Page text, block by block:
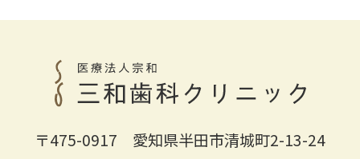
〒475-0917 愛知県半田市清城町2-13-24